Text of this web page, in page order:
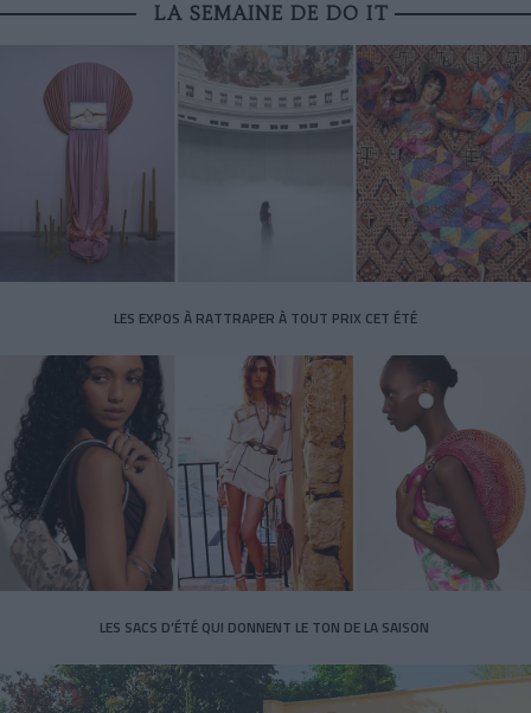
LA SEMAINE DE DO IT
LES EXPOS À RATTRAPER À TOUT PRIX CET ÉTÉ
LES SACS D’ÉTÉ QUI DONNENT LE TON DE LA SAISON